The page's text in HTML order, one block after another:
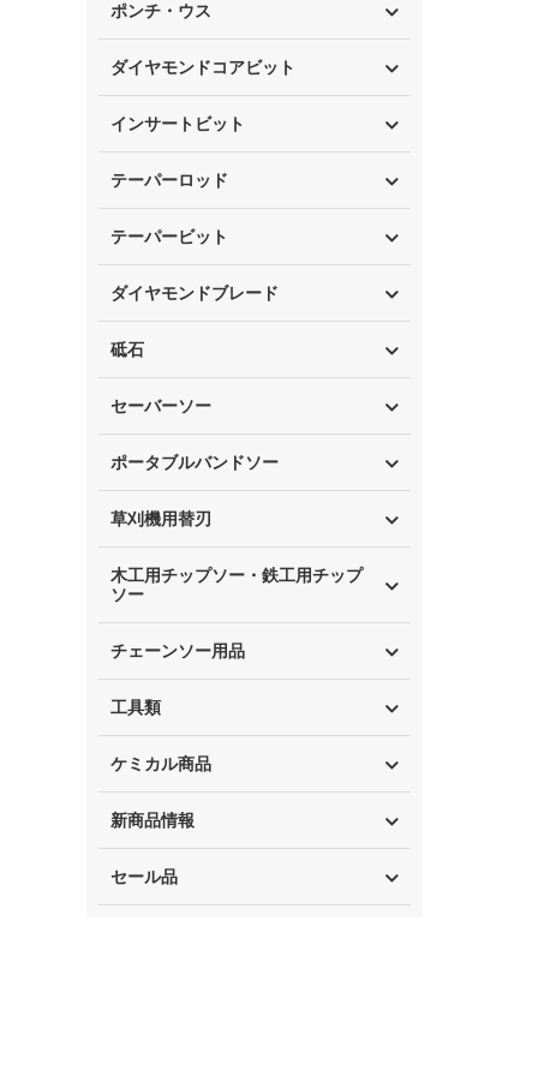
ポンチ・ウス
ダイヤモンドコアビット
インサートビット
テーパーロッド
テーパービット
ダイヤモンドブレード
砥石
セーバーソー
ポータブルバンドソー
草刈機用替刃
木工用チップソー・鉄工用チップ
ソー
チェーンソー用品
工具類
ケミカル商品
新商品情報
セール品